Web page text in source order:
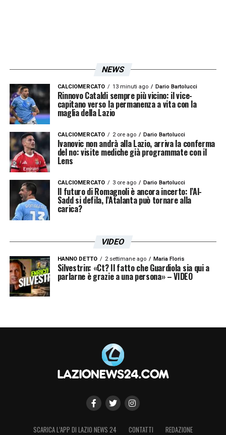
NEWS
CALCIOMERCATO 13 minuti ago Dario Bartolucci
Rinnovo Cataldi sempre più vicino: il vice-
capitano verso la permanenza a vita con la
maglia della Lazio
CALCIOMERCATO 2 ore ago Dario Bartolucci
Ivanovic non andrà alla Lazio, arriva la conferma
del no: visite mediche già programmate con il
Lens
CALCIOMERCATO 3 ore ago Dario Bartolucci
Il futuro di Romagnoli è ancora incerto: l’Al-
Sadd si defila, l’Atalanta può tornare alla
carica?
VIDEO
HANNO DETTO 2 settimane ago Maria Floris
Silvestrin: «Ct? Il fatto che Guardiola sia qui a
parlarne è grazie a una persona» – VIDEO
SCARICA L’APP DI LAZIO NEWS 24 CONTATTI REDAZIONE